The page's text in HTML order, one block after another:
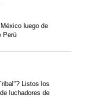
luego de
Perú
Listos los
luchadores de